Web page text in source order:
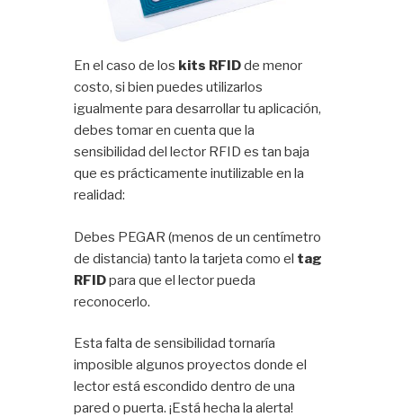
En el caso de los kits RFIDde menor
costo, si bien puedes utilizarlos
igualmente para desarrollar tu aplicación,
debes tomar en cuenta que la
sensibilidad del lector RFID es tan baja
que es prácticamente inutilizable en la
realidad:
Debes PEGAR (menos de un centímetro
de distancia) tanto la tarjeta como el tag
RFIDpara que el lector pueda
reconocerlo.
Esta falta de sensibilidad tornaría
imposible algunos proyectos donde el
lector está escondido dentro de una
pared o puerta. ¡Está hecha la alerta!